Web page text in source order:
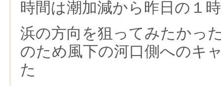
時間は潮加減から昨日の１
浜の方向を狙ってみたかっ
のため風下の河口側へのキ
た